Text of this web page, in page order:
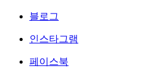
블로그
인스타그램
페이스북